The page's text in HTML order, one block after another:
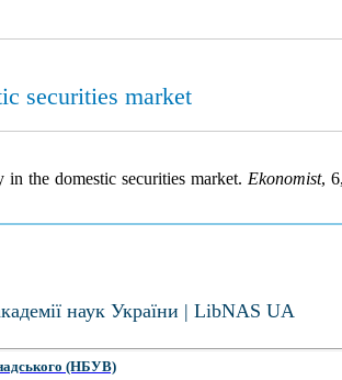
securities market
the domestic securities market. Ekonomist,
наук України | LibNAS UA
(НБУВ)